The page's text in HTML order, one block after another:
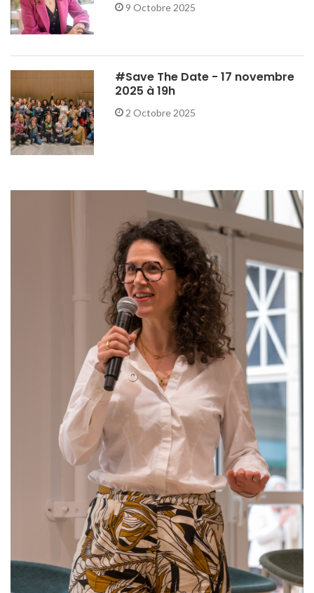
9 Octobre 2025
#Save The Date - 17 novembre
2025 à 19h
2 Octobre 2025